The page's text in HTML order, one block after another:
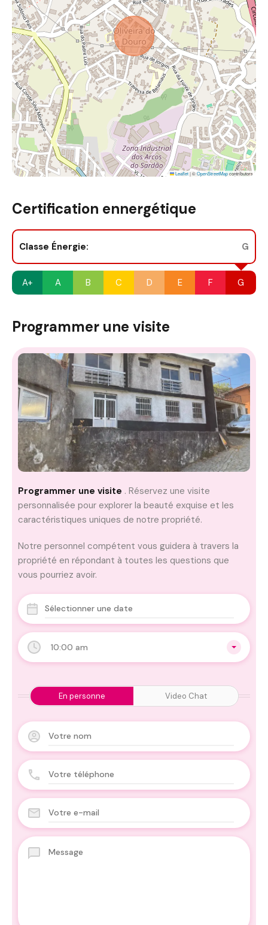
Leaflet|©OpenStreetMapcontributors
Certification ennergétique
Classe Énergie: G
A+ A B C D E F G
Programmer une visite
10:00 am
En personne Video Chat
Programmer une visite . Réservez une visite
personnalisée pour explorer la beauté exquise et les
caractéristiques uniques de notre propriété.
Notre personnel compétent vous guidera à travers la
propriété en répondant à toutes les questions que
vous pourriez avoir.